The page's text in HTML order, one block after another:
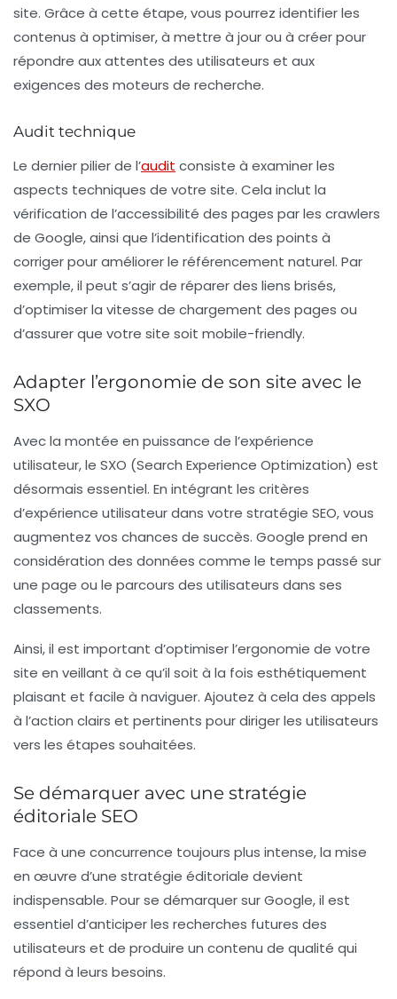
site. Grâce à cette étape, vous pourrez identifier les
contenus à optimiser, à mettre à jour ou à créer pour
répondre aux attentes des utilisateurs et aux
exigences des moteurs de recherche.
Audit technique
Le dernier pilier de l’audit consiste à examiner les
aspects techniques de votre site. Cela inclut la
vérification de l’accessibilité des pages par les crawlers
de Google, ainsi que l’identification des points à
corriger pour améliorer le référencement naturel. Par
exemple, il peut s’agir de réparer des liens brisés,
d’optimiser la vitesse de chargement des pages ou
d’assurer que votre site soit mobile-friendly.
Adapter l’ergonomie de son site avec le
SXO
Avec la montée en puissance de l’expérience
utilisateur, le SXO (Search Experience Optimization) est
désormais essentiel. En intégrant les critères
d’expérience utilisateur dans votre stratégie SEO, vous
augmentez vos chances de succès. Google prend en
considération des données comme le temps passé sur
une page ou le parcours des utilisateurs dans ses
classements.
Ainsi, il est important d’optimiser l’ergonomie de votre
site en veillant à ce qu’il soit à la fois esthétiquement
plaisant et facile à naviguer. Ajoutez à cela des appels
à l’action clairs et pertinents pour diriger les utilisateurs
vers les étapes souhaitées.
Se démarquer avec une stratégie
éditoriale SEO
Face à une concurrence toujours plus intense, la mise
en œuvre d’une stratégie éditoriale devient
indispensable. Pour se démarquer sur Google, il est
essentiel d’anticiper les recherches futures des
utilisateurs et de produire un contenu de qualité qui
répond à leurs besoins.